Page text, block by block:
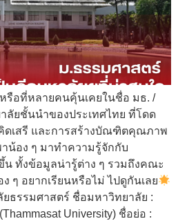
รือที่หลายคนคุ้นเคยในชื่อ มธ. /
ลัยชั้นนำของประเทศไทย ที่โดด
ดเสรี และการสร้างบัณฑิตคุณภาพ
น้อง ๆ มาทำความรู้จักกับ
ทั้งข้อมูลน่ารู้ต่าง ๆ รวมถึงคณะ
ๆ อยากเรียนหรือไม่ ไปดูกันเลย
ธรรมศาสตร์ ชื่อมหาวิทยาลัย :
University) ชื่อย่อ :